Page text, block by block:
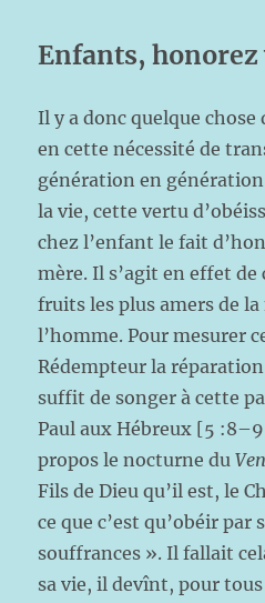
Enfants, honorez
Il y a donc quelque chose
en cette nécessité de
génération en
la vie, cette vertu
chez l’enfant le fait
mère. Il s’agit en effet
fruits les plus amers de la
l’homme. Pour mesurer
Rédempteur la
suffit de songer à cette
Paul aux Hébreux [5
propos le nocturne du
Fils de Dieu qu’il est, le
ce que c’est qu’obéir par
souffrances ». Il fallait
sa vie, il devînt, pour